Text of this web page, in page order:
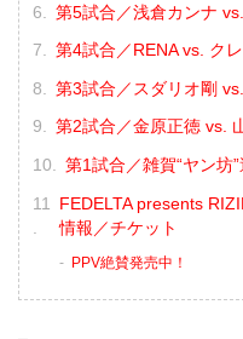
第5試合／浅倉カンナ
第4試合／RENA vs. ク
第3試合／スダリオ剛
第2試合／金原正徳 vs.
第1試合／雑賀“ヤン坊
FEDELTA presents
情報／チケット
PPV絶賛発売中！